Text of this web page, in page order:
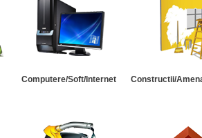
Computere/Soft/Internet Constructii/